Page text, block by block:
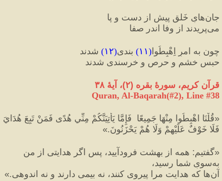
جان‌هایِ خَلق پیش از دست و پا
می‌پریدند از وفا اندر صفا
چون به امرِ اِهْبِطُوا(۱۱) بندی(۱۲) شدند
حبسِ خشم و حرص و خرسندی شدند
قرآن کریم، سورۀ بقره (۲)، آیۀ ٣٨
Quran, Al-Baqarah(#2), Line #38
«
فَلَا خَوْفٌ عَلَيْهِمْ وَلَا هُمْ يَحْزَنُونَ.»
«گفتيم:
به‌سویِ شما رسید،
آن‌ها كه هدایت مرا پيروى كنند، نه بيمى دارند و نه اندوهی.
»